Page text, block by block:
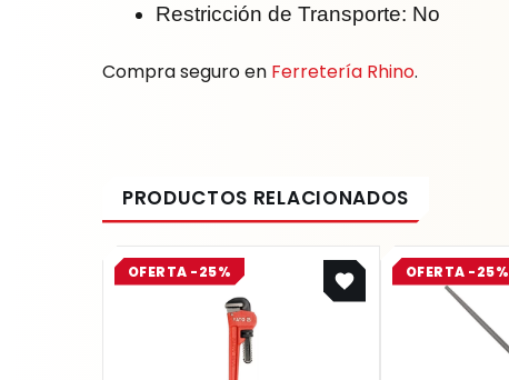
Restricción de Transporte: No
Compra seguro en Ferretería Rhino.
OFERTA -25%
Original
price
was:
$ 124.700.
Current
price
is:
$ 93.525.
OFERTA -25%